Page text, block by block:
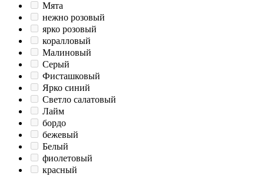
Мята
нежно розовый
ярко розовый
коралловый
Малиновый
Серый
Фисташковый
Ярко синий
Светло салатовый
Лайм
бордо
бежевый
Белый
фиолетовый
красный